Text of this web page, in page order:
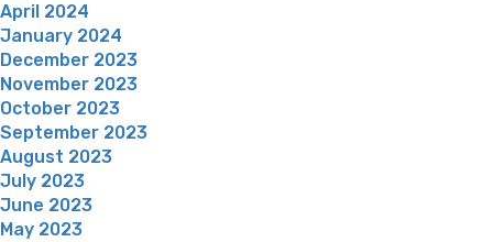
April 2024
January 2024
December 2023
November 2023
October 2023
September 2023
August 2023
July 2023
June 2023
May 2023